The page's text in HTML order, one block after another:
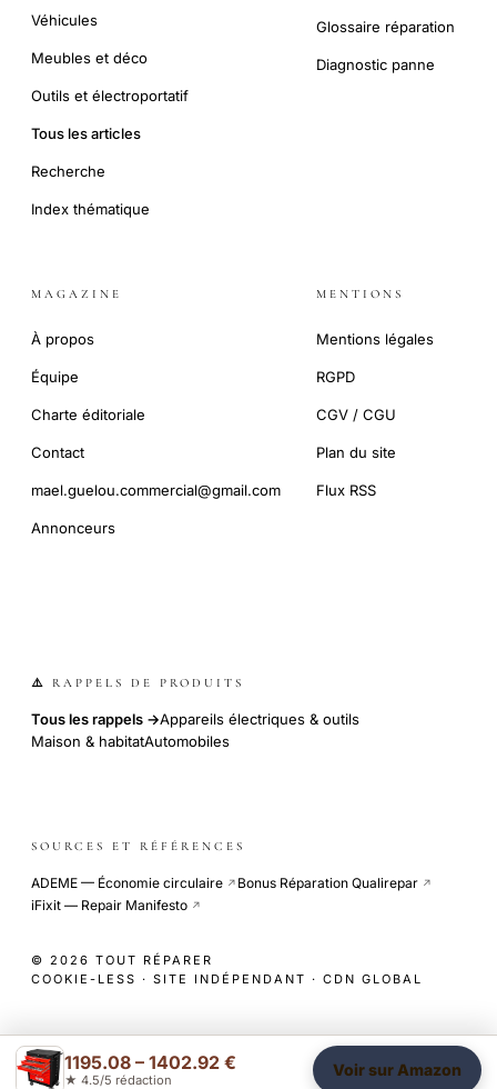
1195.08 – 1402.92 €
★ 4.5/5 rédaction
Voir sur Amazon
Véhicules
Meubles et déco
Outils et électroportatif
Tous les articles
Recherche
Index thématique
Glossaire réparation
Diagnostic panne
MAGAZINE
À propos
Équipe
Charte éditoriale
Contact
mael.guelou.commercial@gmail.com
Annonceurs
MENTIONS
Mentions légales
RGPD
CGV / CGU
Plan du site
Flux RSS
⚠️ RAPPELS DE PRODUITS
Tous les rappels →Appareils électriques & outils
Maison & habitatAutomobiles
SOURCES ET RÉFÉRENCES
ADEME — Économie circulaire ↗ Bonus Réparation Qualirepar ↗
iFixit — Repair Manifesto ↗
© 2026 TOUT RÉPARER
COOKIE-LESS · SITE INDÉPENDANT · CDN GLOBAL